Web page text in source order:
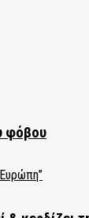
φόβου